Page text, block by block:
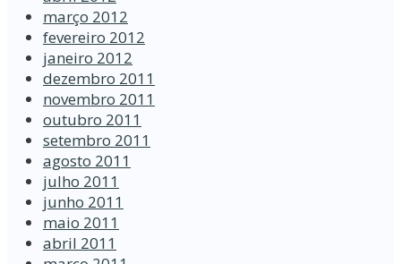
março 2012
fevereiro 2012
janeiro 2012
dezembro 2011
novembro 2011
outubro 2011
setembro 2011
agosto 2011
julho 2011
junho 2011
maio 2011
abril 2011